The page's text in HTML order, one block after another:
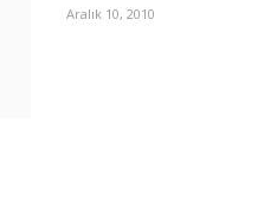
Aralık 10, 2010